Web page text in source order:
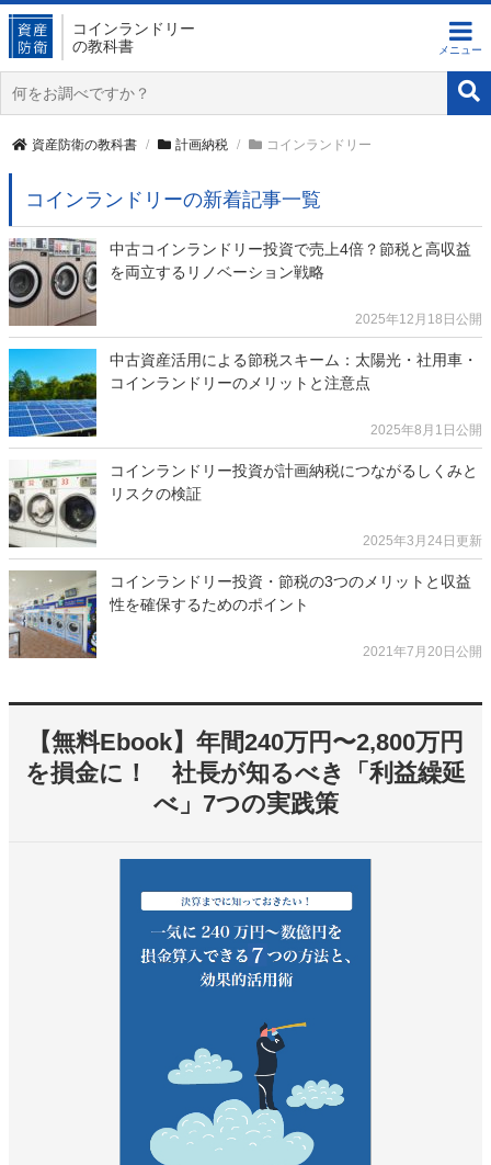
コインランドリー
の教科書
資産防衛の教科書 計画納税 コインランドリー
コインランドリーの新着記事一覧
中古コインランドリー投資で売上4倍？節税と高収益
を両立するリノベーション戦略
2025年12月18日公開
中古資産活用による節税スキーム：太陽光・社用車・
コインランドリーのメリットと注意点
2025年8月1日公開
コインランドリー投資が計画納税につながるしくみと
リスクの検証
2025年3月24日更新
コインランドリー投資・節税の3つのメリットと収益
性を確保するためのポイント
2021年7月20日公開
【無料Ebook】年間240万円〜2,800万円
を損金に！ 社長が知るべき「利益繰延
べ」7つの実践策